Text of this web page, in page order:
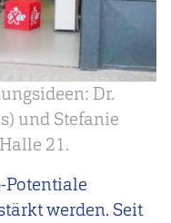
Dr.
und Stefanie
21.
Potentiale
werden. Seit